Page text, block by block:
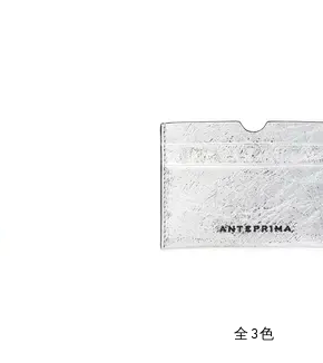
全3色